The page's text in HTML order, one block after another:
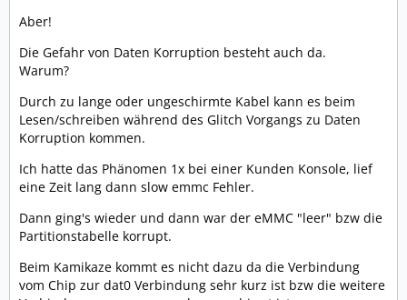
Aber!
Die Gefahr von Daten Korruption besteht auch da.
Warum?
Durch zu lange oder ungeschirmte Kabel kann es beim
Lesen/schreiben während des Glitch Vorgangs zu Daten
Korruption kommen.
Ich hatte das Phänomen 1x bei einer Kunden Konsole, lief
eine Zeit lang dann slow emmc Fehler.
Dann ging's wieder und dann war der eMMC "leer" bzw die
Partitionstabelle korrupt.
Beim Kamikaze kommt es nicht dazu da die Verbindung
vom Chip zur dat0 Verbindung sehr kurz ist bzw die weitere